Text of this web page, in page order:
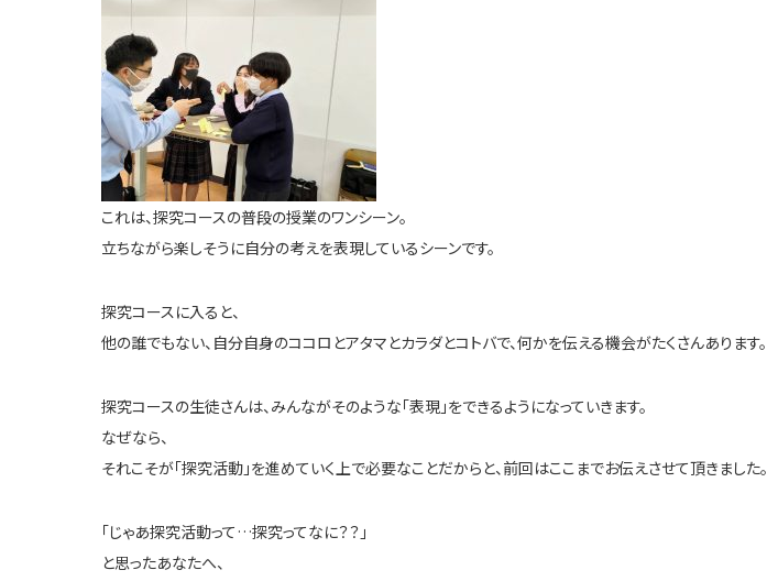
これは、探究コースの普段の授業のワンシーン。
立ちながら楽しそうに自分の考えを表現しているシーンです。
探究コースに入ると、
他の誰でもない、自分自身のココロとアタマとカラダとコトバで、何かを伝える機会がたくさんあります。
探究コースの生徒さんは、みんながそのような「表現」をできるようになっていきます。
なぜなら、
それこそが「探究活動」を進めていく上で必要なことだからと、前回はここまでお伝えさせて頂きました。
「じゃあ探究活動って…探究ってなに？？」
と思ったあなたへ、